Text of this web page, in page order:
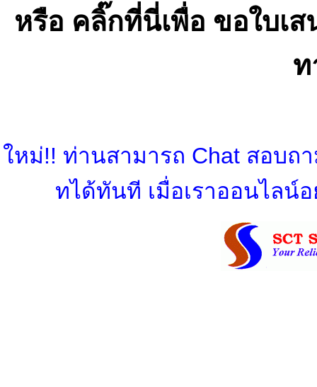
หรือ คลิ๊กที่นี่เพื่อ ขอใบเ
ท
ใหม่!! ท่านสามารถ Chat สอบถ
ทได้ทันที เมื่อเราออนไลน์